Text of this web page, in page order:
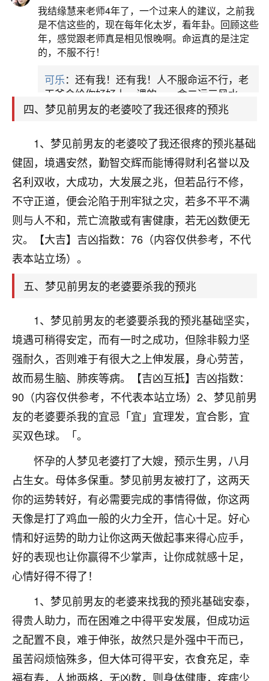
三、梦见和前男友老婆打架的预兆
本命年的人梦见和前男友老婆打架，意味着不
可因小失大，宜放眼看天下，不计较则可得利。梦
见和老婆的前男友打架，虽然有领导
四、梦见前男友的老婆咬了我还很疼的预兆
1、梦见前男友的老婆咬了我还很疼的预兆基础
健固，境遇安然，勤智交辉而能博得财利名誉以及
名利双收，大成功，大发展之兆，但若品行不修，
不守正道，便会沦陷于刑牢狱之灾，若多不平不满
则与人不和，荒亡流散或有害健康，若无凶数便无
灾。【大吉】吉凶指数：76（内容仅供参考，不代
表本站立场）。
五、梦见前男友的老婆要杀我的预兆
1、梦见前男友的老婆要杀我的预兆基础坚实，
境遇可稍得安定，而有一时之成功，但除非毅力坚
强耐久，否则难于有很大之上伸发展，身心劳苦，
故而易生脑、肺疾等病。【吉凶互抵】吉凶指数：
90（内容仅供参考，不代表本站立场）2、梦见前男
友的老婆要杀我的宜忌「宜」宜理发，宜合影，宜
买双色球。「。
怀孕的人梦见老婆打了大嫂，预示生男，八月
占生女。母体多保重。梦见前男友被打了，这两天
你的运势转好，有必需要完成的事情得做，你这两
天像是打了鸡血一般的火力全开，信心十足。好心
情和好运势的助力让你这两天做起事来得心应手，
好的表现也让你赢得不少掌声，让你成就感十足，
心情好得不得了！
1、梦见前男友的老婆来找我的预兆基础安泰，
得贵人助力，而在困难之中得平安发展，但成功运
之配置不良，难于伸张，故然只是外强中干而已，
虽苦闷烦恼殊多，但大体可得平安，衣食充足，幸
福有寿，人地两格，无凶数，则身体健康，疾病少
我结缘慧来老师4年了，一个过来人的建议，之前我
是不信这些的，现在每年化太岁，看年卦。回顾这些
年，感觉跟老师真是相见恨晚啊。命运真的是注定
的，不服不行！
可乐：还有我！还有我！人不服命运不行，老
天爷会给你好好上一课的。一命二运三风水，
哪样不服都不行！
卦，认识老师3年了，都是缘分啊！
17分钟前 来自湖北 19
心若莲花
我是做餐饮的，这两年，生意屡屡受挫，店开一家关
一家，要么生意不好，生意好的就出事。前些年攒的
家底快败光了，真是倒霉！我也想找人看看到底怎么
回事？
鹿森 ：你可以找老师看看，人有时不服命不行
啊！
是我从找店开始都是找慧来老师跟进的，选
址、风水、还有开业日子，哪哪都看了，虽然
大环境不好，但是我家生意还可以，前几天又
刚找老师做了补财库，希望财运更好一点！
2小时前 来自海南
梦醒时分
我女儿高二叛逆，大半年不上学，一说她就要死要活
师，一开始我是病急乱投医，这半年来，法事一个个
做完，我女儿跟变了个人一样，不期望她能考多好的
大学，只要能安安稳稳的把书读了，身体心理都健健
康康的我就很知足了！
鹿森：可怜天下父母心啊！
3小时前 来自河北 16
付深
我是公司人事调整，有升迁机会，但同时竞争的我们
三个，找老师的时候是抱着侥幸心理，没想到老师看
着我晋升有望，我半信半疑的按照老师建议，做了化
太岁还有一个发钱粮，本来年前的人事调整，拖到年
后，我以为都没戏了，结果开年一上班，开会提拔升
职第一个就是我，职务无所谓，主要是底薪加了